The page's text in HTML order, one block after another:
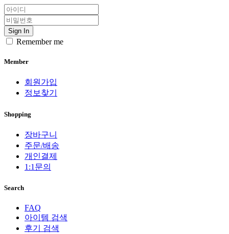
Sign In
Remember me
Member
회원가입
정보찾기
Shopping
장바구니
주문/배송
개인결제
1:1문의
Search
FAQ
아이템 검색
후기 검색